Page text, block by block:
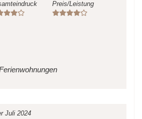
Preis/Leistung
Juli 2024